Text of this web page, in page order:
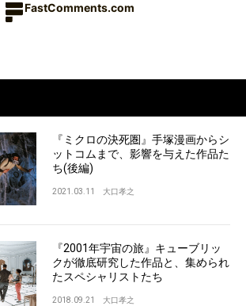
FastComments.com
『ミクロの決死圏』手塚漫画からシ
ットコムまで、影響を与えた作品た
ち(後編)
2021.03.11 大口孝之
『2001年宇宙の旅』キューブリッ
クが徹底研究した作品と、集められ
たスペシャリストたち
2018.09.21 大口孝之